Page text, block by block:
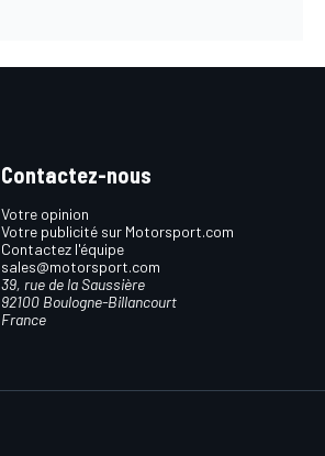
Contactez-nous
Votre opinion
Votre publicité sur Motorsport.com
Contactez l'équipe
sales@motorsport.com
39, rue de la Saussière
92100 Boulogne-Billancourt
France